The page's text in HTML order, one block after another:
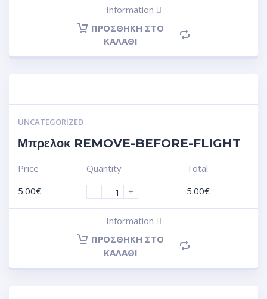
Information
ΠΡΟΣΘΉΚΗ ΣΤΟ
ΚΑΛΆΘΙ
UNCATEGORIZED
Μπρελοκ REMOVE-BEFORE-FLIGHT
Price
5.00€
Quantity
-
+
Total
5.00€
Information
ΠΡΟΣΘΉΚΗ ΣΤΟ
ΚΑΛΆΘΙ